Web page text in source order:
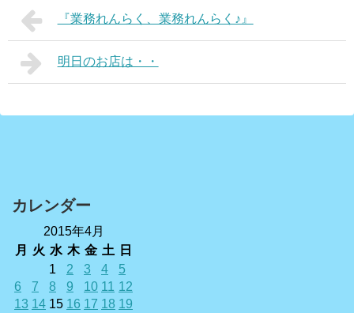
『業務れんらく、業務れんらく♪』
明日のお店は・・
カレンダー
2015年4月
月
火 水 木 金 土 日
1 2 3 4
5
6
7 8 9 10 11 12
13 14 15 16 17 18 19